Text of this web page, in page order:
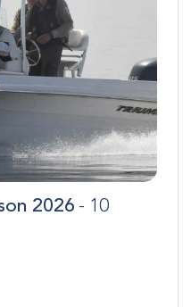
2026 - 10